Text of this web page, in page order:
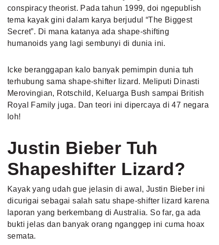
conspiracy theorist. Pada tahun 1999, doi ngepublish
tema kayak gini dalam karya berjudul “The Biggest
Secret”. Di mana katanya ada shape-shifting
humanoids yang lagi sembunyi di dunia ini.
Icke beranggapan kalo banyak pemimpin dunia tuh
terhubung sama shape-shifter lizard. Meliputi Dinasti
Merovingian, Rotschild, Keluarga Bush sampai British
Royal Family juga. Dan teori ini dipercaya di 47 negara
loh!
Justin Bieber Tuh
Shapeshifter Lizard?
Kayak yang udah gue jelasin di awal, Justin Bieber ini
dicurigai sebagai salah satu shape-shifter lizard karena
laporan yang berkembang di Australia. So far, ga ada
bukti jelas dan banyak orang nganggep ini cuma hoax
semata.